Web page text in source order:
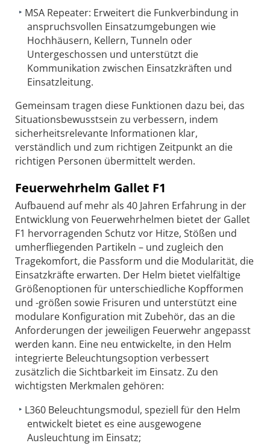
MSA Repeater: Erweitert die Funkverbindung in
anspruchsvollen Einsatzumgebungen wie
Hochhäusern, Kellern, Tunneln oder
Untergeschossen und unterstützt die
Kommunikation zwischen Einsatzkräften und
Einsatzleitung.
Gemeinsam tragen diese Funktionen dazu bei, das
Situationsbewusstsein zu verbessern, indem
sicherheitsrelevante Informationen klar,
verständlich und zum richtigen Zeitpunkt an die
richtigen Personen übermittelt werden.
Feuerwehrhelm Gallet F1
Aufbauend auf mehr als 40 Jahren Erfahrung in der
Entwicklung von Feuerwehrhelmen bietet der Gallet
F1 hervorragenden Schutz vor Hitze, Stößen und
umherfliegenden Partikeln – und zugleich den
Tragekomfort, die Passform und die Modularität, die
Einsatzkräfte erwarten. Der Helm bietet vielfältige
Größenoptionen für unterschiedliche Kopfformen
und -größen sowie Frisuren und unterstützt eine
modulare Konfiguration mit Zubehör, das an die
Anforderungen der jeweiligen Feuerwehr angepasst
werden kann. Eine neu entwickelte, in den Helm
integrierte Beleuchtungsoption verbessert
zusätzlich die Sichtbarkeit im Einsatz. Zu den
wichtigsten Merkmalen gehören:
L360 Beleuchtungsmodul, speziell für den Helm
entwickelt bietet es eine ausgewogene
Ausleuchtung im Einsatz;